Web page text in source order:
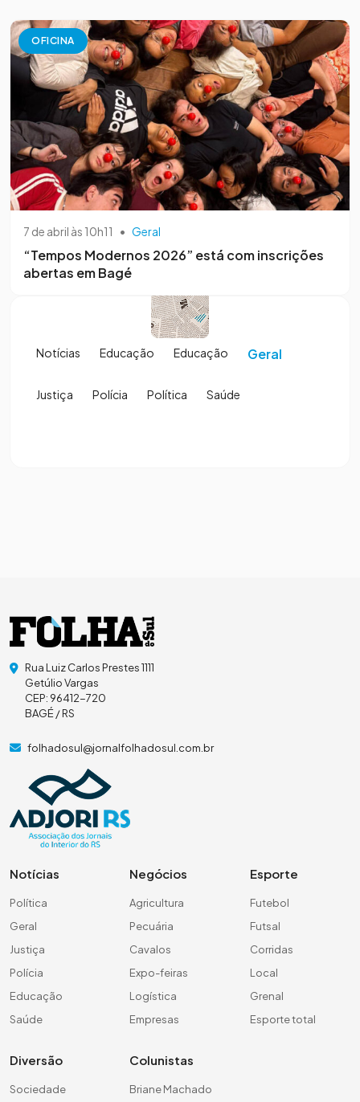
OFICINA
7 de abril às 10h11 • Geral
“Tempos Modernos 2026” está com inscrições
abertas em Bagé
Notícias Educação Educação Geral
Justiça Polícia Política Saúde
Rua Luiz Carlos Prestes 1111
Getúlio Vargas
CEP: 96412-720
BAGÉ / RS
folhadosul@jornalfolhadosul.com.br
Notícias
Política
Geral
Justiça
Polícia
Educação
Saúde
Negócios
Agricultura
Pecuária
Cavalos
Expo-feiras
Logística
Empresas
Esporte
Futebol
Futsal
Corridas
Local
Grenal
Esporte total
Diversão
Sociedade
Colunistas
Briane Machado